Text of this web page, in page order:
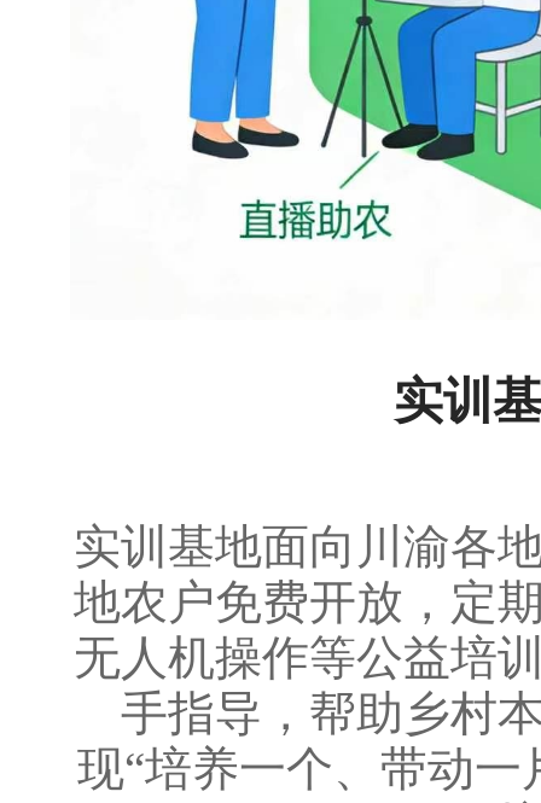
实训
实训基地面向川渝各
地农户免费开放，定
无人机操作等公益培
手指导，帮助乡村
现“培养一个、带动